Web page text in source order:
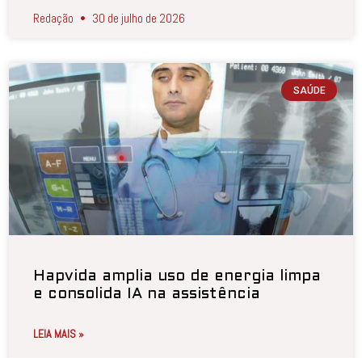
Redação 30 de julho de 2026
SAÚDE
Hapvida amplia uso de energia limpa
e consolida IA na assistência
LEIA MAIS »